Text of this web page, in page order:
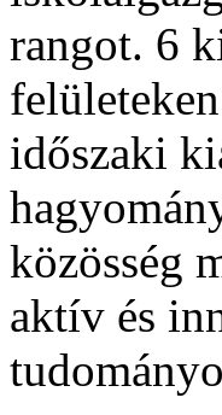
rangot. 6
időszaki
közösség
aktív és